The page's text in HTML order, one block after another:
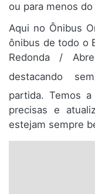
ou para menos
Aqui no Ônibus
ônibus de todo o
Redonda /
destacando
partida. Temos
precisas e
estejam sempre